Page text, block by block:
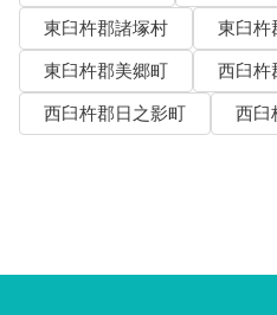
東臼杵郡諸塚村
東臼杵
東臼杵郡美郷町
西臼杵
西臼杵郡日之影町
西臼